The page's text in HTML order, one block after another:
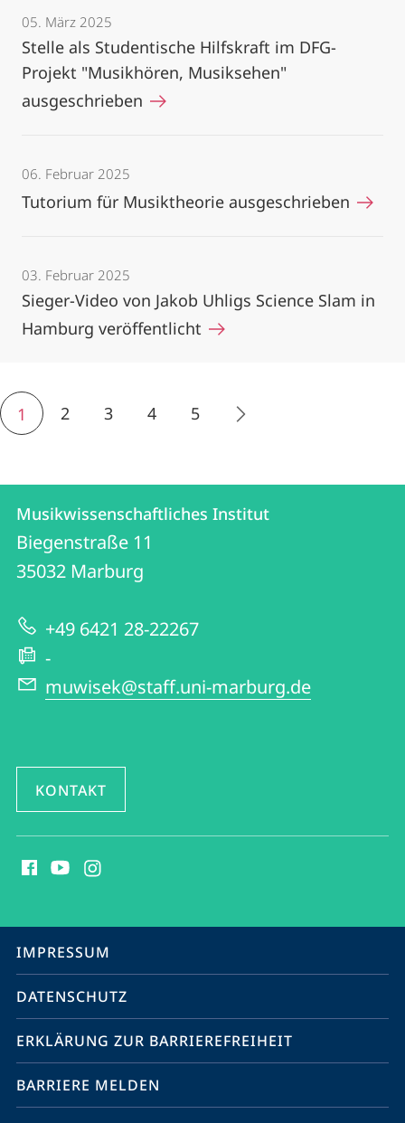
05. März 2025
Stelle als Studentische Hilfskraft im DFG-
Projekt "Musikhören, Musiksehen"
ausgeschrieben
06. Februar 2025
Tutorium für Musiktheorie ausgeschrieben
03. Februar 2025
Sieger-Video von Jakob Uhligs Science Slam in
Hamburg veröffentlicht
1 2 3 4 5
Kontakt
und
Informationen
zur
Website
Kontaktinformationen
Musikwissenschaftliches
Institut
Musikwissenschaftliches Institut
Biegenstraße 11
35032 Marburg
+49 6421 28-22267
-
muwisek@staff.uni-marburg.de
KONTAKT
Media
Service-
Navigation
IMPRESSUM
DATENSCHUTZ
ERKLÄRUNG ZUR BARRIEREFREIHEIT
BARRIERE MELDEN